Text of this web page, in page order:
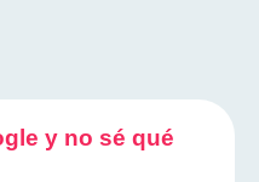
y no sé qué